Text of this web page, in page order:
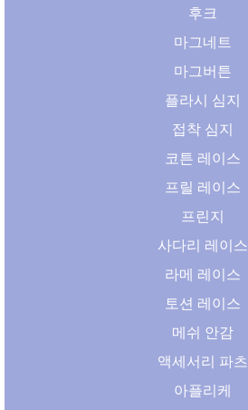
후크
마그네트
마그버튼
플라시 심지
접착 심지
코튼 레이스
프릴 레이스
프린지
사다리 레이스
라메 레이스
토션 레이스
메쉬 안감
액세서리 파츠
아플리케